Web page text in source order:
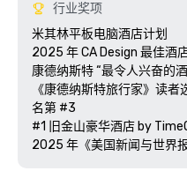
行业奖项
米其林平板电脑酒店计划
2025 年 CA Design 最佳酒
康德纳斯特 “最令人兴奋的
《康德纳斯特旅行家》读
名第 #3
#1 旧金山豪华酒店 by